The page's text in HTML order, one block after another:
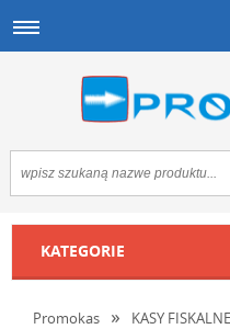
KATEGORIE
Promokas KASY